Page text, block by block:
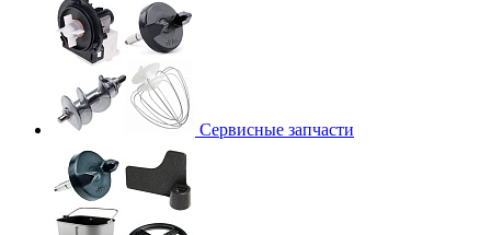
Сервисные запчасти